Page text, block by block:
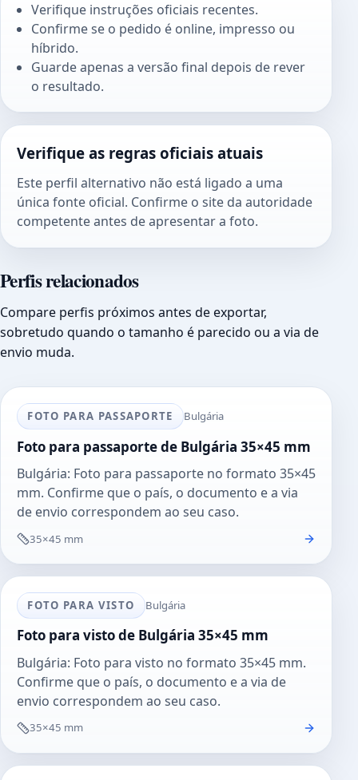
Verifique instruções oficiais recentes.
Confirme se o pedido é online, impresso ou
híbrido.
Guarde apenas a versão final depois de rever
o resultado.
Verifique as regras oficiais atuais
Este perfil alternativo não está ligado a uma
única fonte oficial. Confirme o site da autoridade
competente antes de apresentar a foto.
Perfis relacionados
Compare perfis próximos antes de exportar,
sobretudo quando o tamanho é parecido ou a via de
envio muda.
FOTO PARA PASSAPORTE Bulgária
Foto para passaporte de Bulgária 35×45 mm
Bulgária: Foto para passaporte no formato 35×45
mm. Confirme que o país, o documento e a via
de envio correspondem ao seu caso.
35×45 mm
FOTO PARA VISTO Bulgária
Foto para visto de Bulgária 35×45 mm
Bulgária: Foto para visto no formato 35×45 mm.
Confirme que o país, o documento e a via de
envio correspondem ao seu caso.
35×45 mm